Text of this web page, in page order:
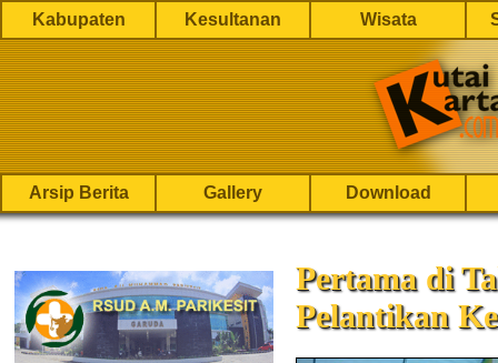
Kabupaten Kesultanan Wisata
Arsip Berita Gallery Download
Pertama di
Pelantikan